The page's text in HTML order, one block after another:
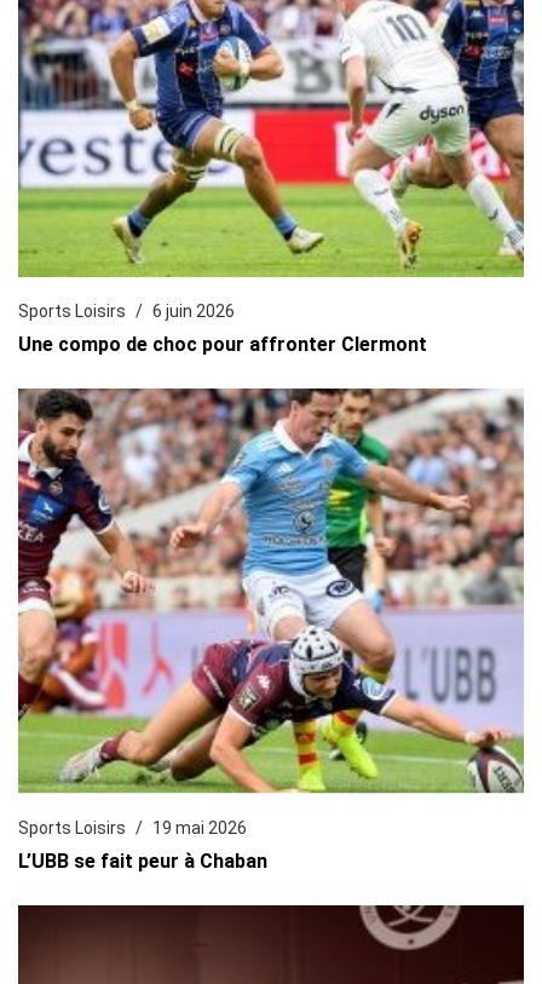
Sports Loisirs 6 juin 2026
Une compo de choc pour affronter Clermont
Sports Loisirs 19 mai 2026
L’UBB se fait peur à Chaban